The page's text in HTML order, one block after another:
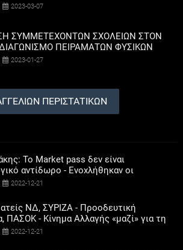
2023-03-07
ΣΥΜΜΕΤΕΧΟΝΤΩΝ ΣΧΟΛΕΙΩΝ ΣΤΟΝ
ΠΕΙΡΑΜΑΤΩΝ ΦΥΣΙΚΩΝ
2023-01-27
ΠΕΡΙΣΤΑΤΙΚΩΝ
Το Market pass δεν είναι
αντίδωρο - Ενοχλήθηκαν οι
του χαβιαριού
2022-12-21
ΝΔ, ΣΥΡΙΖΑ - Προοδευτική
ΠΑΣΟΚ - Κίνημα Αλλαγής «μαζί» για τη
των γυναικών στην πολιτική
2022-12-21